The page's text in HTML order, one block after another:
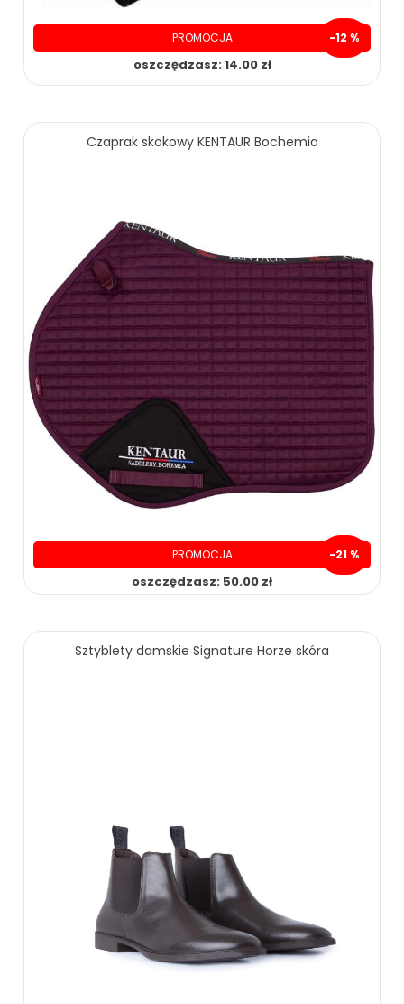
PROMOCJA -12 %
oszczędzasz: 14.00 zł
ZOBACZ WIĘCEJ
Czaprak skokowy KENTAUR Bochemia
PROMOCJA -21 %
oszczędzasz: 50.00 zł
Sztyblety damskie Signature Horze skóra